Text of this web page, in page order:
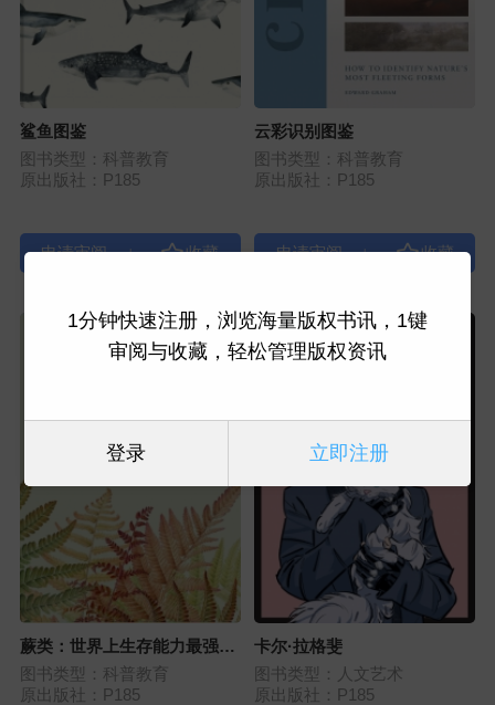
鲨鱼图鉴
图书类型：科普教育
原出版社：P185
|
云彩识别图鉴
图书类型：科普教育
原出版社：P185
|
蕨类：世界上生存能力最强的
植物
图书类型：科普教育
原出版社：P185
卡尔·拉格斐
图书类型：人文艺术
原出版社：P185
1分钟快速注册，浏览海量版权书讯，1键
审阅与收藏，轻松管理版权资讯
登录 立即注册